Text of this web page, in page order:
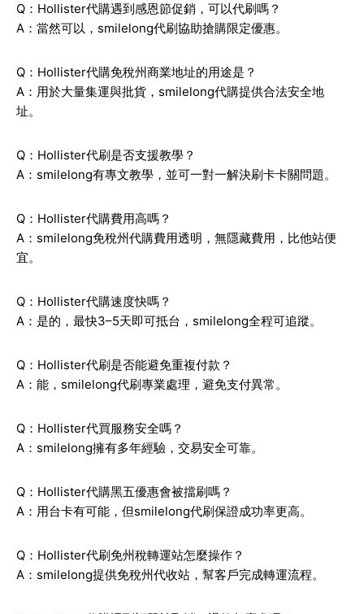
Q：Hollister代購遇到感恩節促銷，可以代刷嗎？
A：當然可以，smilelong代刷協助搶購限定優惠。
Q：Hollister代購免稅州商業地址的用途是？
A：用於大量集運與批貨，smilelong代購提供合法安全地
址。
Q：Hollister代刷是否支援教學？
A：smilelong有專文教學，並可一對一解決刷卡卡關問題。
Q：Hollister代購費用高嗎？
A：smilelong免稅州代購費用透明，無隱藏費用，比他站便
宜。
Q：Hollister代購速度快嗎？
A：是的，最快3–5天即可抵台，smilelong全程可追蹤。
Q：Hollister代刷是否能避免重複付款？
A：能，smilelong代刷專業處理，避免支付異常。
Q：Hollister代買服務安全嗎？
A：smilelong擁有多年經驗，交易安全可靠。
Q：Hollister代購黑五優惠會被擋刷嗎？
A：用台卡有可能，但smilelong代刷保證成功率更高。
Q：Hollister代刷免州稅轉運站怎麼操作？
A：smilelong提供免稅州代收站，幫客戶完成轉運流程。